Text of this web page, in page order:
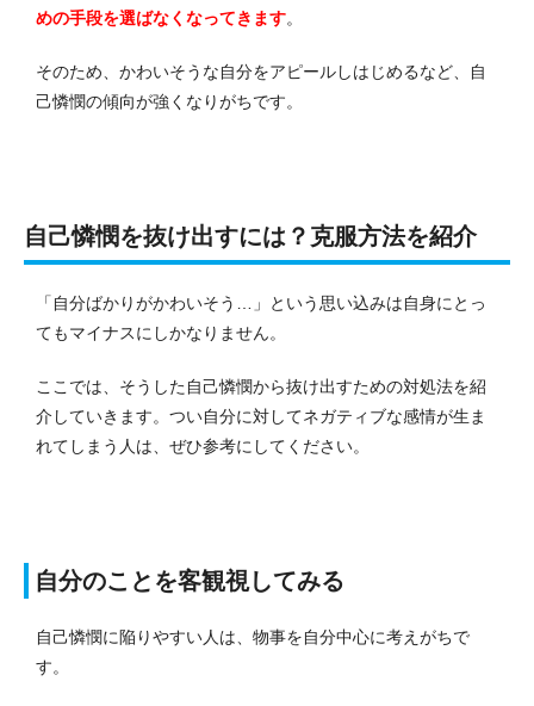
めの手段を選ばなくなってきます。
そのため、かわいそうな自分をアピールしはじめるなど、自
己憐憫の傾向が強くなりがちです。
自己憐憫を抜け出すには？克服方法を紹介
「自分ばかりがかわいそう…」という思い込みは自身にとっ
てもマイナスにしかなりません。
ここでは、そうした自己憐憫から抜け出すための対処法を紹
介していきます。 つい自分に対してネガティブな感情が生ま
れてしまう人は、ぜひ参考にしてください。
自分のことを客観視してみる
自己憐憫に陥りやすい人は、物事を自分中心に考えがちで
す。